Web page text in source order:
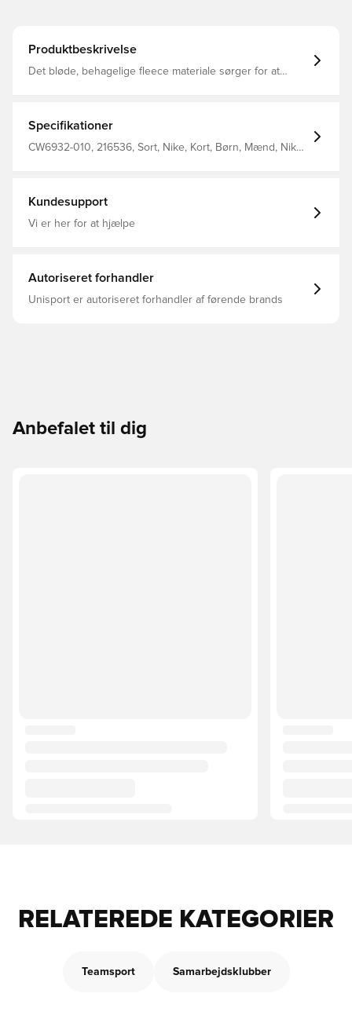
Produktbeskrivelse
Det bløde, behagelige fleece materiale sørger for at
nemt kan tilpasse bukserne i livet Regular fit Fremstillet i
82% bomuld og 18% polyester.
Specifikationer
CW6932-010, 216536, Sort, Nike, Kort, Børn, Mænd, Nike
Kundesupport
Vi er her for at hjælpe
Autoriseret forhandler
Unisport er autoriseret forhandler af førende brands
Anbefalet til dig
RELATEREDE KATEGORIER
Teamsport Samarbejdsklubber